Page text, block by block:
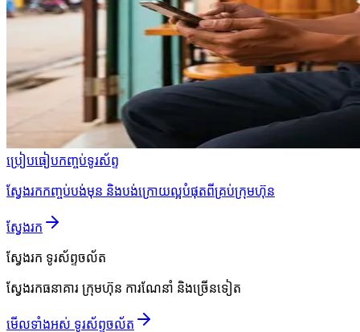
ប្រៀបធៀបកញ្ចប់ទូរស័ព្ទ
ស្វែងរកកញ្ចប់បង់មុន និងបង់ក្រោយល្អបំផុតពីគ្រប់ក្រុមហ៊ុន
ស្វែងរក
ស្វែងរក ទូរស័ព្ទចល័ត
ស្វែងរកធនាគារ ក្រុមហ៊ុន ការណែនាំ និងច្រើនទៀត
មើលទាំងអស់ ទូរស័ព្ទចល័ត